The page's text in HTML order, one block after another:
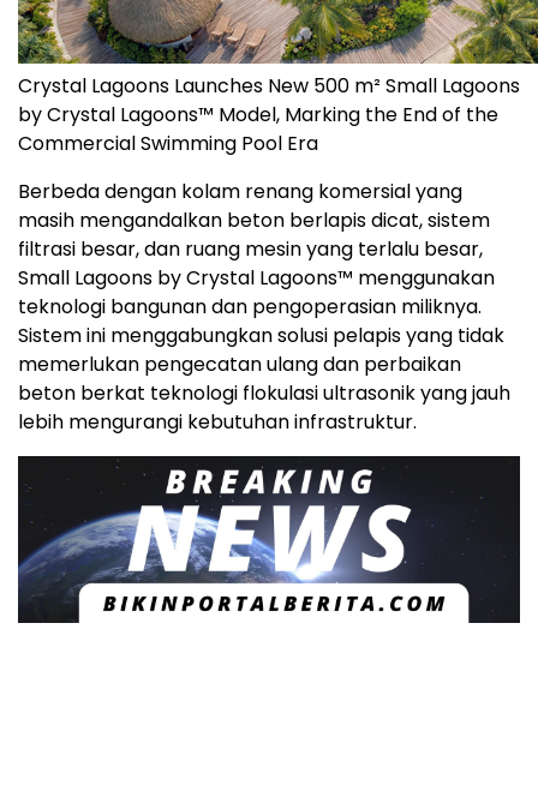
Crystal Lagoons Launches New 500 m² Small Lagoons
by Crystal Lagoons™ Model, Marking the End of the
Commercial Swimming Pool Era
Berbeda dengan kolam renang komersial yang
masih mengandalkan beton berlapis dicat, sistem
filtrasi besar, dan ruang mesin yang terlalu besar,
Small Lagoons by Crystal Lagoons™ menggunakan
teknologi bangunan dan pengoperasian miliknya.
Sistem ini menggabungkan solusi pelapis yang tidak
memerlukan pengecatan ulang dan perbaikan
beton berkat teknologi flokulasi ultrasonik yang jauh
lebih mengurangi kebutuhan infrastruktur.